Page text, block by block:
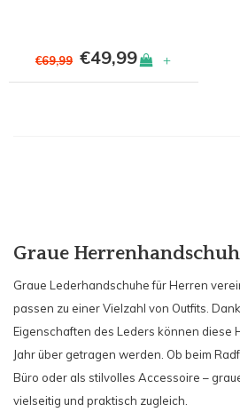
€69,99 €49,99 +
Graue
Graue Lederhandschuhe für Herren
passen zu einer Vielzahl von Outfits.
Eigenschaften des Leders können diese
Jahr über getragen werden. Ob beim
Büro oder als stilvolles Accessoire –
vielseitig und praktisch zugleich.